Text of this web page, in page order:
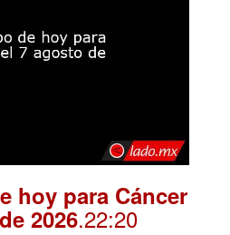
hoy para Cáncer
2026.22:20